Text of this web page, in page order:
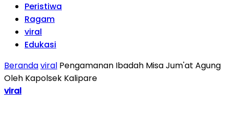
Peristiwa
Ragam
viral
Edukasi
Berandaviral Pengamanan Ibadah Misa Jum'at Agung
Oleh Kapolsek Kalipare
viral